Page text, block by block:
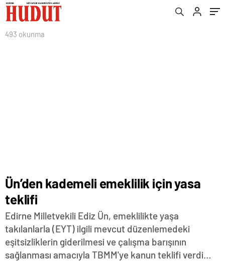
493 okunma
Ün’den kademeli emeklilik için yasa
teklifi
Edirne Milletvekili Ediz Ün, emeklilikte yaşa
takılanlarla (EYT) ilgili mevcut düzenlemedeki
eşitsizliklerin giderilmesi ve çalışma barışının
sağlanması amacıyla TBMM'ye kanun teklifi verdi…